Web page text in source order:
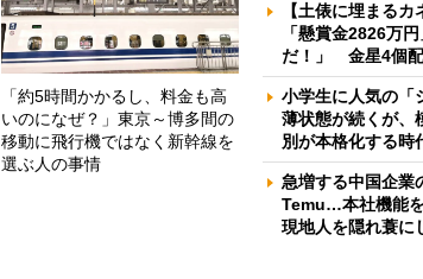
「約5時間かかるし、料金も高
いのになぜ？」東京～博多間の
移動に飛行機ではなく新幹線を
選ぶ人の事情
【土俵に埋まる
「懸賞金2826万
だ！」 金星4個
小学生に人気の
薄状態が続くが
別が本格化する時
急増する中国企業
Temu…本社機能
現地人を隠れ蓑に